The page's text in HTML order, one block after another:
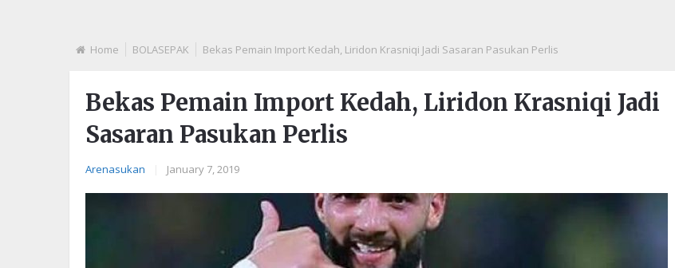
Home BOLASEPAK Bekas Pemain Import Kedah, Liridon Krasniqi Jadi Sasaran Pasukan Perlis
Bekas Pemain Import Kedah, Liridon Krasniqi Jadi
Sasaran Pasukan Perlis
Arenasukan January 7, 2019